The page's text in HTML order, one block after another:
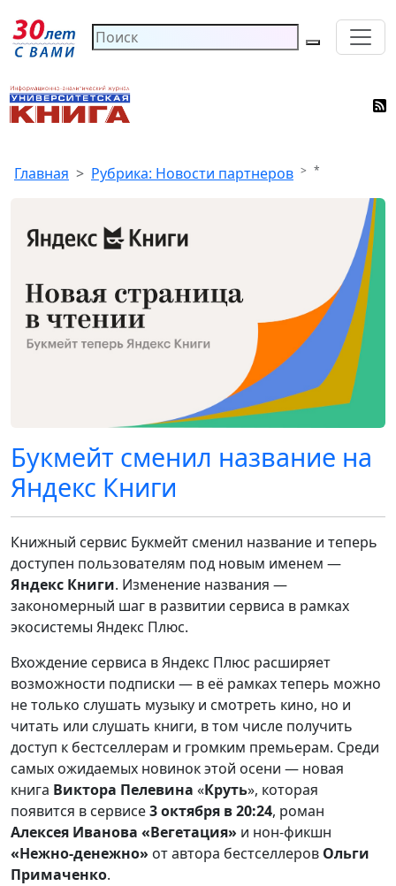
Главная Рубрика: Новости партнеров *
Букмейт сменил название на
Яндекс Книги
Книжный сервис Букмейт сменил название и теперь
доступен пользователям под новым именем —
Яндекс Книги. Изменение названия —
закономерный шаг в развитии сервиса в рамках
экосистемы Яндекс Плюс.
Вхождение сервиса в Яндекс Плюс расширяет
возможности подписки — в её рамках теперь можно
не только слушать музыку и смотреть кино, но и
читать или слушать книги, в том числе получить
доступ к бестселлерам и громким премьерам. Среди
самых ожидаемых новинок этой осени — новая
книга Виктора Пелевина «Круть», которая
появится в сервисе3 октября в 20:24, роман
Алексея Иванова «Вегетация» и нон-фикшн
«Нежно-денежно» от автора бестселлеров Ольги
Примаченко.